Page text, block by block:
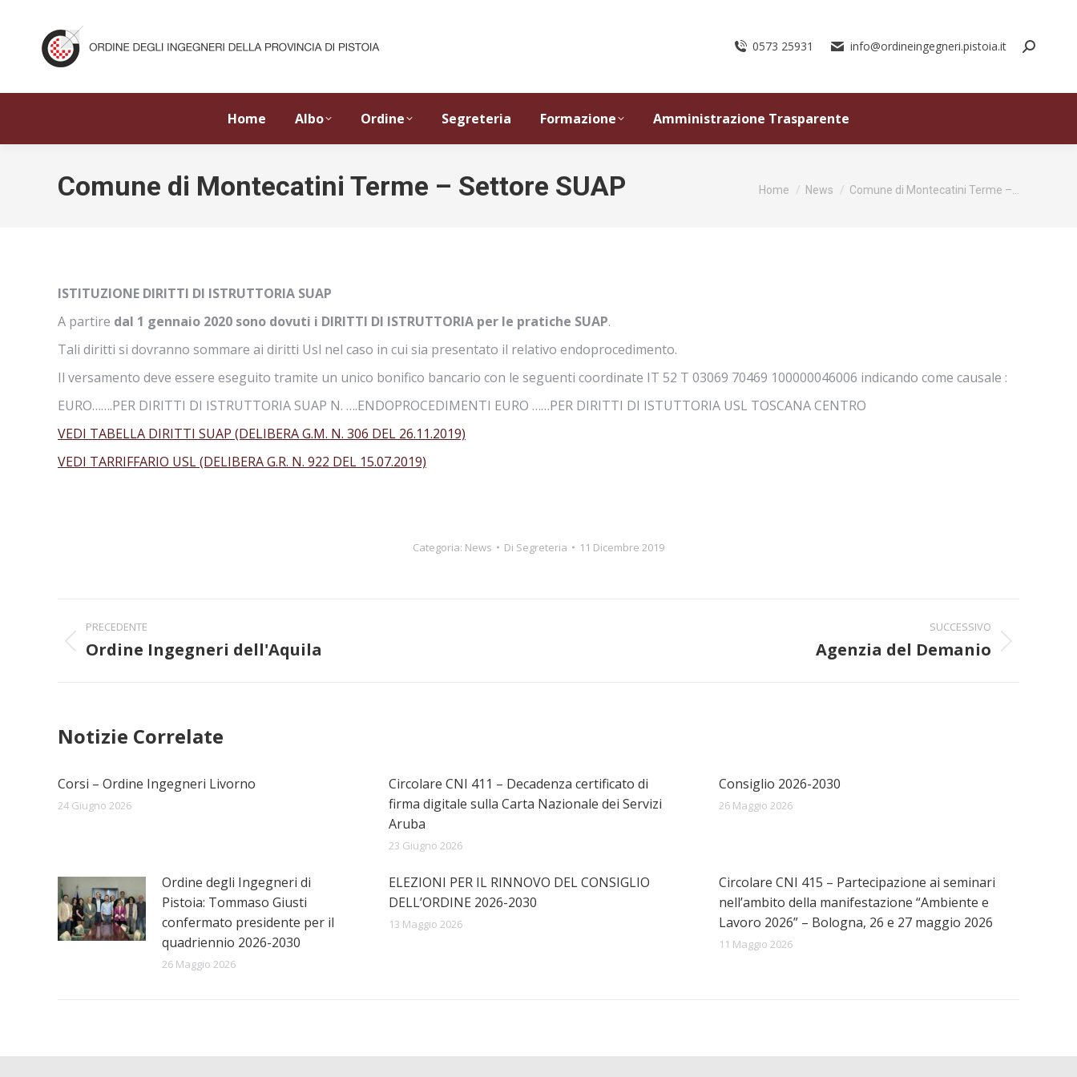
0573 25931 info@ordineingegneri.pistoia.it
Home Albo Ordine Segreteria Formazione Amministrazione Trasparente
Comune di Montecatini Terme – Settore SUAP Tu sei qui:
Home News Comune di Montecatini Terme –…
ISTITUZIONE DIRITTI DI ISTRUTTORIA SUAP
A partire dal 1 gennaio 2020 sono dovuti i DIRITTI DI ISTRUTTORIA per le pratiche SUAP.
Tali diritti si dovranno sommare ai diritti Usl nel caso in cui sia presentato il relativo endoprocedimento.
Il versamento deve essere eseguito tramite un unico bonifico bancario con le seguenti coordinate IT 52 T 03069 70469 100000046006 indicando come causale :
EURO…….PER DIRITTI DI ISTRUTTORIA SUAP N. ….ENDOPROCEDIMENTI EURO ……PER DIRITTI DI ISTUTTORIA USL TOSCANA CENTRO
VEDI TABELLA DIRITTI SUAP (DELIBERA G.M. N. 306 DEL 26.11.2019)
VEDI TARRIFFARIO USL (DELIBERA G.R. N. 922 DEL 15.07.2019)
Categoria: News Di Segreteria 11 Dicembre 2019
Naviga
tra
post
PRECEDENTE
Post
Ordine Ingegneri dell'Aquila
SUCCESSIVO
Agenzia del Demanio
Notizie Correlate
Corsi – Ordine Ingegneri Livorno
24 Giugno 2026
Circolare CNI 411 – Decadenza certificato di
firma digitale sulla Carta Nazionale dei Servizi
Aruba
23 Giugno 2026
Consiglio 2026-2030
26 Maggio 2026
Ordine degli Ingegneri di
Pistoia: Tommaso Giusti
confermato presidente per il
quadriennio 2026-2030
26 Maggio 2026
ELEZIONI PER IL RINNOVO DEL CONSIGLIO
DELL’ORDINE 2026-2030
13 Maggio 2026
Circolare CNI 415 – Partecipazione ai seminari
nell’ambito della manifestazione “Ambiente e
Lavoro 2026” – Bologna, 26 e 27 maggio 2026
11 Maggio 2026